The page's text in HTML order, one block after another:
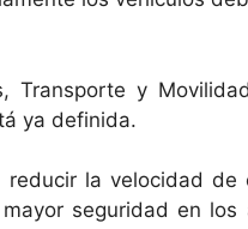
y
ya definida.
la velocidad de
seguridad en los